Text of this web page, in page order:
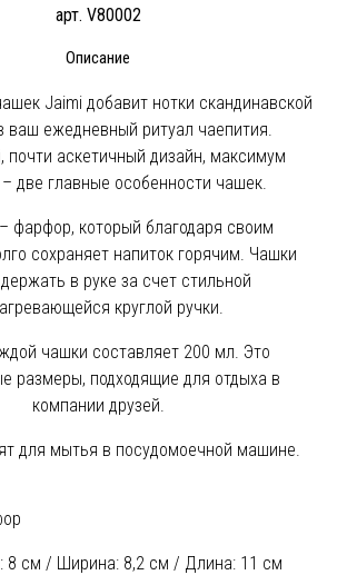
арт. V80002
Описание
Jaimi добавит нотки скандинавской
ваш ежедневный ритуал чаепития.
почти аскетичный дизайн, максимум
две главные особенности чашек.
фарфор, который благодаря своим
сохраняет напиток горячим. Чашки
в руке за счет стильной
круглой ручки.
чашки составляет 200 мл. Это
размеры, подходящие для отдыха в
компании друзей.
для мытья в посудомоечной машине.
8 см / Ширина: 8,2 см / Длина: 11 см